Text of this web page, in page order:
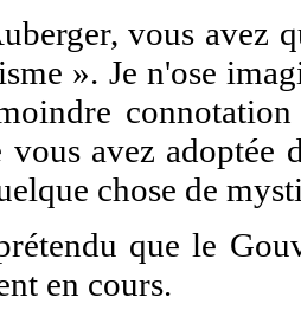
vous avez
». Je n'ose
vous avez adoptée
chose de
que le
en cours.